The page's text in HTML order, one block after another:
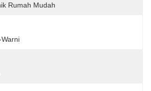
Rumah Mudah